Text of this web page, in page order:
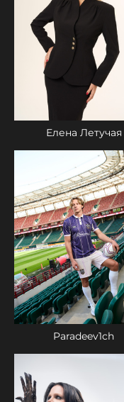
Елена Летучая
Paradeev1ch